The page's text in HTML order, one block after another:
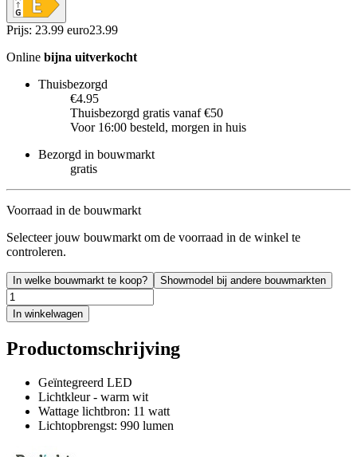
Prijs: 23.99 euro23.99
Online bijna uitverkocht
Thuisbezorgd
€4.95
Thuisbezorgd gratis vanaf €50
Voor 16:00 besteld, morgen in huis
Bezorgd in bouwmarkt
gratis
Voorraad in de bouwmarkt
Selecteer jouw bouwmarkt om de voorraad in de winkel te
controleren.
In welke bouwmarkt te koop? Showmodel bij andere bouwmarkten
In winkelwagen
Productomschrijving
Geïntegreerd LED
Lichtkleur - warm wit
Wattage lichtbron: 11 watt
Lichtopbrengst: 990 lumen